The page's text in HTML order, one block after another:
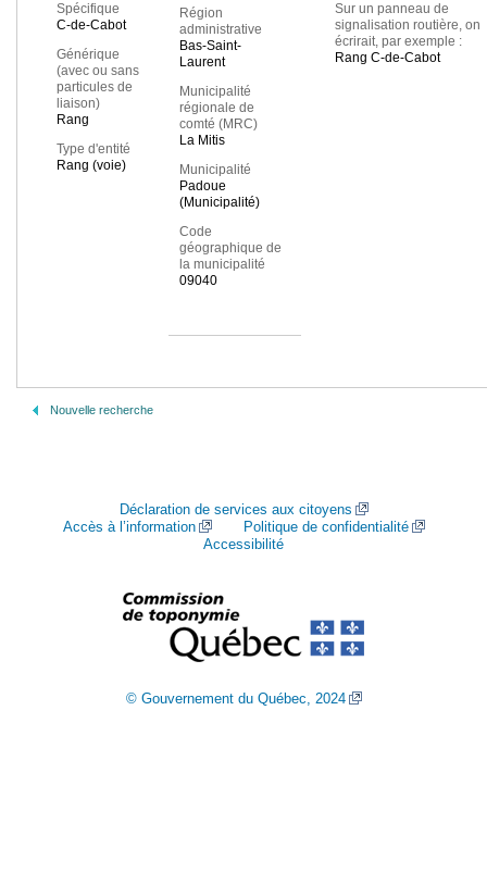
Spécifique
C-de-Cabot
Générique
(avec ou sans
particules de
liaison)
Rang
Type d'entité
Rang (voie)
Région
administrative
Bas-Saint-
Laurent
Municipalité
régionale de
comté (MRC)
La Mitis
Municipalité
Padoue
(Municipalité)
Code
géographique de
la municipalité
09040
Sur un panneau de
signalisation routière, on
écrirait, par exemple :
Rang C-de-Cabot
Nouvelle recherche
Déclaration de services aux citoyens
Accès à l’information
Politique de confidentialité
Accessibilité
© Gouvernement du Québec, 2024